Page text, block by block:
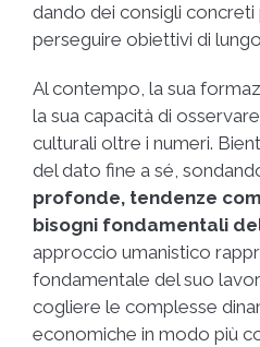
dando dei consigli
perseguire obiettivi di
Al contempo, la sua
la sua capacità di
culturali oltre i numeri.
del dato fine a sé,
profonde, tendenze
bisogni fondamentali
approccio umanistico
fondamentale del suo
cogliere le complesse
economiche in modo più